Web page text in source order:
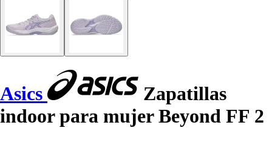
Asics
Zapatillas
indoor para mujer Beyond FF 2